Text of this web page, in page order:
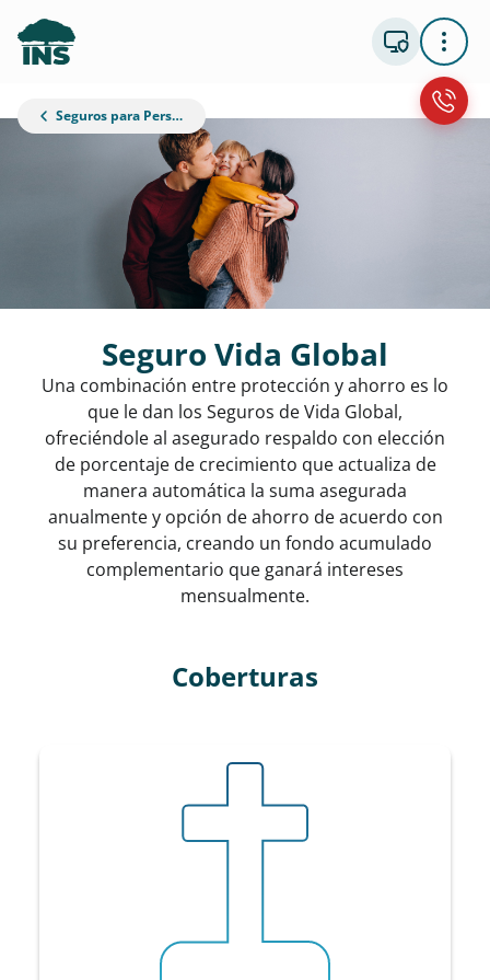
Seguros para Personas
Seguro Vida Global
Una combinación entre protección y ahorro es lo
que le dan los Seguros de Vida Global,
ofreciéndole al asegurado respaldo con elección
de porcentaje de crecimiento que actualiza de
manera automática la suma asegurada
anualmente y opción de ahorro de acuerdo con
su preferencia, creando un fondo acumulado
complementario que ganará intereses
mensualmente.
Coberturas